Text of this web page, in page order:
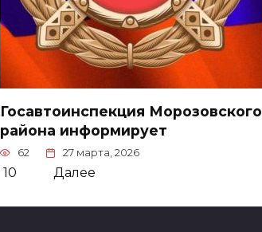
Госавтоинспекция Морозовского
района информирует
62 27 марта, 2026
10 Далее